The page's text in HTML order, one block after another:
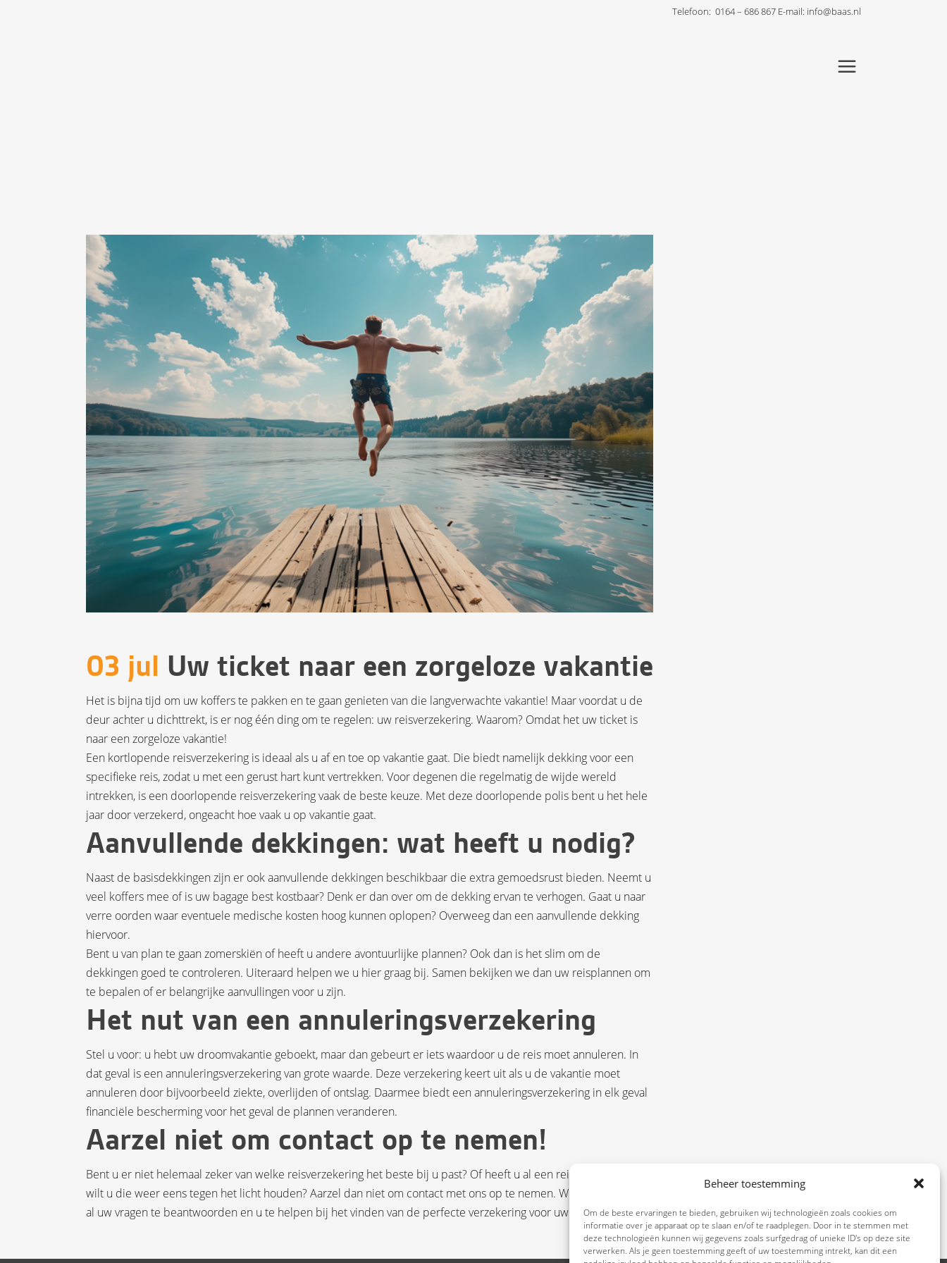
Beheer toestemming
Om de beste ervaringen te bieden, gebruiken wij technologieën zoals cookies om
informatie over je apparaat op te slaan en/of te raadplegen. Door in te stemmen met
deze technologieën kunnen wij gegevens zoals surfgedrag of unieke ID's op deze site
verwerken. Als je geen toestemming geeft of uw toestemming intrekt, kan dit een
Telefoon: 0164 – 686 867 E-mail: info@baas.nl
03 jul Uw ticket naar een zorgeloze vakantie
Het is bijna tijd om uw koffers te pakken en te gaan genieten van die langverwachte vakantie! Maar voordat u de
deur achter u dichttrekt, is er nog één ding om te regelen: uw reisverzekering. Waarom? Omdat het uw ticket is
naar een zorgeloze vakantie!
Een kortlopende reisverzekering is ideaal als u af en toe op vakantie gaat. Die biedt namelijk dekking voor een
specifieke reis, zodat u met een gerust hart kunt vertrekken. Voor degenen die regelmatig de wijde wereld
intrekken, is een doorlopende reisverzekering vaak de beste keuze. Met deze doorlopende polis bent u het hele
jaar door verzekerd, ongeacht hoe vaak u op vakantie gaat.
Aanvullende dekkingen: wat heeft u nodig?
Naast de basisdekkingen zijn er ook aanvullende dekkingen beschikbaar die extra gemoedsrust bieden. Neemt u
veel koffers mee of is uw bagage best kostbaar? Denk er dan over om de dekking ervan te verhogen. Gaat u naar
verre oorden waar eventuele medische kosten hoog kunnen oplopen? Overweeg dan een aanvullende dekking
hiervoor.
Bent u van plan te gaan zomerskiën of heeft u andere avontuurlijke plannen? Ook dan is het slim om de
dekkingen goed te controleren. Uiteraard helpen we u hier graag bij. Samen bekijken we dan uw reisplannen om
te bepalen of er belangrijke aanvullingen voor u zijn.
Het nut van een annuleringsverzekering
Stel u voor: u hebt uw droomvakantie geboekt, maar dan gebeurt er iets waardoor u de reis moet annuleren. In
dat geval is een annuleringsverzekering van grote waarde. Deze verzekering keert uit als u de vakantie moet
annuleren door bijvoorbeeld ziekte, overlijden of ontslag. Daarmee biedt een annuleringsverzekering in elk geval
financiële bescherming voor het geval de plannen veranderen.
Aarzel niet om contact op te nemen!
Bent u er niet helemaal zeker van welke reisverzekering het beste bij u past? Of heeft u al een reisverzekering en
wilt u die weer eens tegen het licht houden? Aarzel dan niet om contact met ons op te nemen. We staan klaar om
al uw vragen te beantwoorden en u te helpen bij het vinden van de perfecte verzekering voor uw droomreis!